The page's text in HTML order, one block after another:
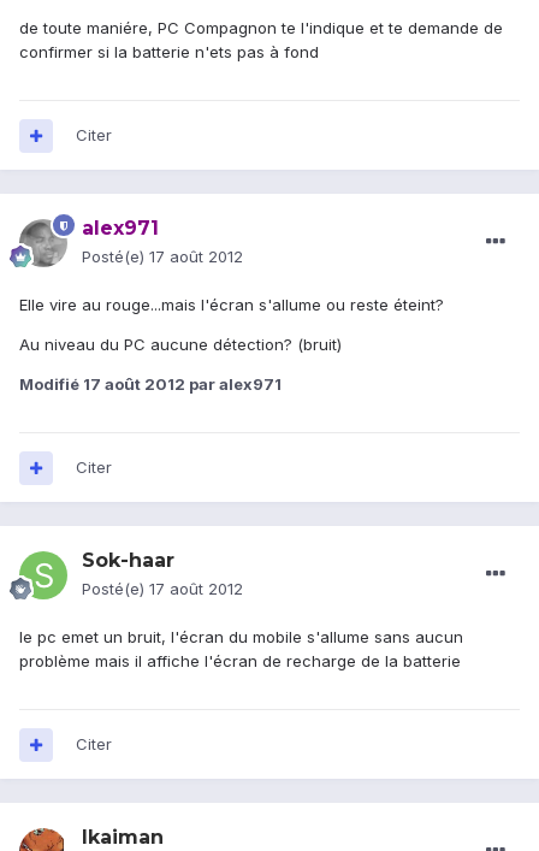
de toute maniére, PC Compagnon te l'indique et te demande de
confirmer si la batterie n'ets pas à fond
Citer
alex971
Posté(e) 17 août 2012
Elle vire au rouge...mais l'écran s'allume ou reste éteint?
Au niveau du PC aucune détection? (bruit)
Modifié 17 août 2012 par alex971
Citer
Sok-haar
Posté(e) 17 août 2012
le pc emet un bruit, l'écran du mobile s'allume sans aucun
problème mais il affiche l'écran de recharge de la batterie
Citer
lkaiman